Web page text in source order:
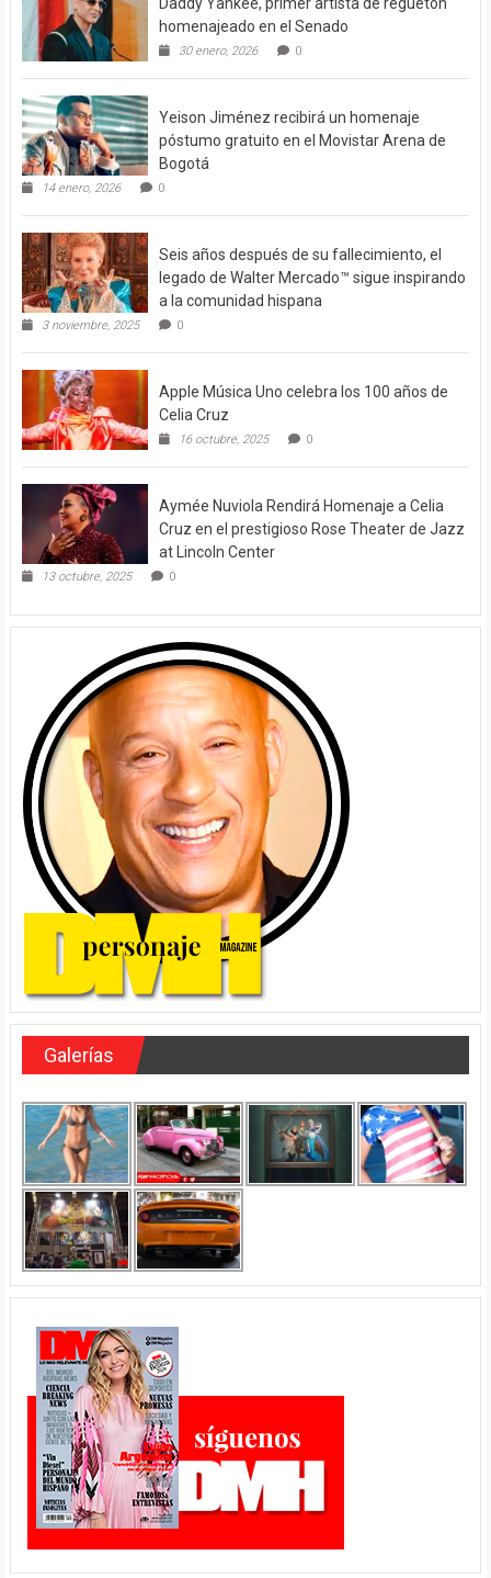
Daddy Yankee, primer artista de reguetón
homenajeado en el Senado
30 enero, 2026 0
Yeison Jiménez recibirá un homenaje
póstumo gratuito en el Movistar Arena de
Bogotá
14 enero, 2026 0
Seis años después de su fallecimiento, el
legado de Walter Mercado™ sigue inspirando
a la comunidad hispana
3 noviembre, 2025 0
Apple Música Uno celebra los 100 años de
Celia Cruz
16 octubre, 2025 0
Aymée Nuviola Rendirá Homenaje a Celia
Cruz en el prestigioso Rose Theater de Jazz
at Lincoln Center
13 octubre, 2025 0
Galerías